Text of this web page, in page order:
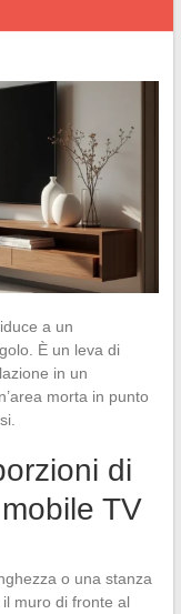
a un
È un leva di
in un
morta in punto
di
TV
o una stanza
muro di fronte al